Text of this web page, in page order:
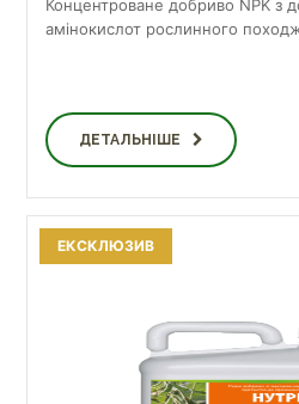
Концентроване добриво NPK з
амінокислот рослинного
ДЕТАЛЬНІШЕ
ЕКСКЛЮЗИВ